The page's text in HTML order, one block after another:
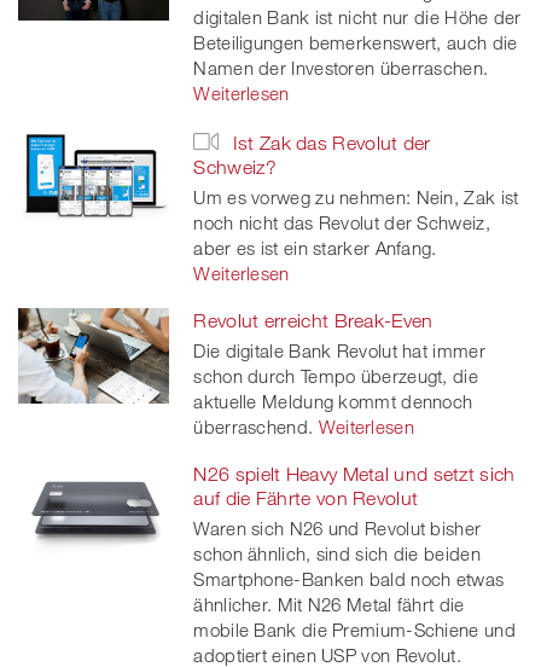
digitalen Bank ist nicht nur die Höhe der
Beteiligungen bemerkenswert, auch die
Namen der Investoren überraschen.
Weiterlesen
Ist Zak das Revolut der
Schweiz?
Um es vorweg zu nehmen: Nein, Zak ist
noch nicht das Revolut der Schweiz,
aber es ist ein starker Anfang.
Weiterlesen
Revolut erreicht Break-Even
Die digitale Bank Revolut hat immer
schon durch Tempo überzeugt, die
aktuelle Meldung kommt dennoch
überraschend. Weiterlesen
N26 spielt Heavy Metal und setzt sich
auf die Fährte von Revolut
Waren sich N26 und Revolut bisher
schon ähnlich, sind sich die beiden
Smartphone-Banken bald noch etwas
ähnlicher. Mit N26 Metal fährt die
mobile Bank die Premium-Schiene und
adoptiert einen USP von Revolut.